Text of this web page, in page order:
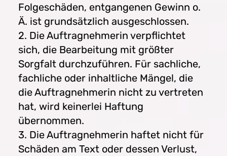
Folgeschäden, entgangenen Gewinn o.
Ä. ist grundsätzlich ausgeschlossen.
2. Die Auftragnehmerin verpflichtet
sich, die Bearbeitung mit größter
Sorgfalt durchzuführen. Für sachliche,
fachliche oder inhaltliche Mängel, die
die Auftragnehmerin nicht zu vertreten
hat, wird keinerlei Haftung
übernommen.
3. Die Auftragnehmerin haftet nicht für
Schäden am Text oder dessen Verlust,